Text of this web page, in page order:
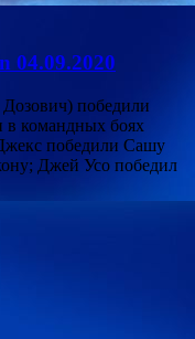
04.09.2020
победили
командных боях
победили Сашу
Джей Усо победил